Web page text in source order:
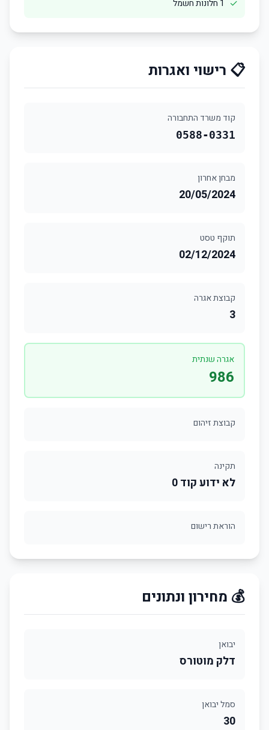
✓ 1 חלונות חשמל
📋 רישוי ואגרות
קוד משרד התחבורה
0588-0331
מבחן אחרון
20/05/2024
תוקף טסט
02/12/2024
קבוצת אגרה
3
אגרה שנתית
986
קבוצת זיהום
תקינה
לא ידוע קוד 0
הוראת רישום
💰 מחירון ונתונים
יבואן
דלק מוטורס
סמל יבואן
30